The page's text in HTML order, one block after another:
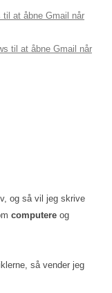
til at åbne Gmail når
til at åbne Gmail når
og så vil jeg skrive
computere og
så vender jeg